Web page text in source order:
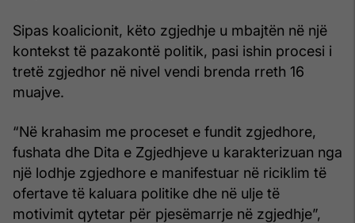
Sipas koalicionit, këto zgjedhje u mbajtën në një
kontekst të pazakontë politik, pasi ishin procesi i
tretë zgjedhor në nivel vendi brenda rreth 16
muajve.
“Në krahasim me proceset e fundit zgjedhore,
fushata dhe Dita e Zgjedhjeve u karakterizuan nga
një lodhje zgjedhore e manifestuar në riciklim të
ofertave të kaluara politike dhe në ulje të
motivimit qytetar për pjesëmarrje në zgjedhje”,